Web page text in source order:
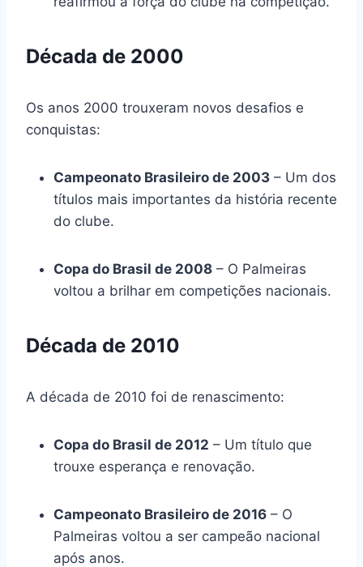
Década de 2000
Os anos 2000 trouxeram novos desafios e
conquistas:
Campeonato Brasileiro de 2003 – Um dos
títulos mais importantes da história recente
do clube.
Copa do Brasil de 2008 – O Palmeiras
voltou a brilhar em competições nacionais.
Década de 2010
A década de 2010 foi de renascimento:
Copa do Brasil de 2012 – Um título que
trouxe esperança e renovação.
Campeonato Brasileiro de 2016 – O
Palmeiras voltou a ser campeão nacional
após anos.